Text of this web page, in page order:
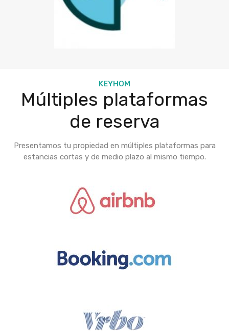
KEYHOM
Múltiples plataformas
de reserva
Presentamos tu propiedad en múltiples plataformas para
estancias cortas y de medio plazo al mismo tiempo.